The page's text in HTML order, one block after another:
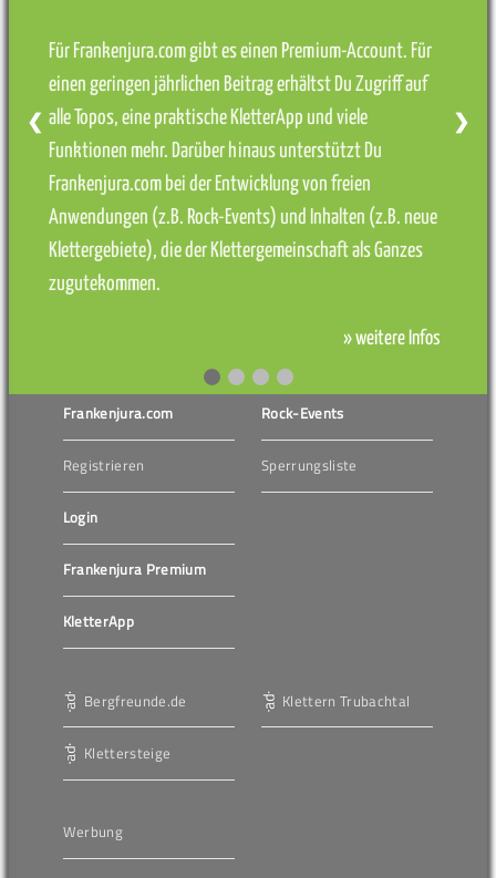
Für Frankenjura.com gibt es einen Premium-Account. Für
einen geringen jährlichen Beitrag erhältst Du Zugriff auf
alle Topos, eine praktische KletterApp und viele
Funktionen mehr. Darüber hinaus unterstützt Du
Frankenjura.com bei der Entwicklung von freien
Anwendungen (z.B. Rock-Events) und Inhalten (z.B. neue
Klettergebiete), die der Klettergemeinschaft als Ganzes
zugutekommen.
» weitere Infos
❮ ❯
Frankenjura.com
Registrieren
Login
Frankenjura Premium
KletterApp
Rock-Events
Sperrungsliste
Bergfreunde.de
Klettersteige
Klettern Trubachtal
Werbung